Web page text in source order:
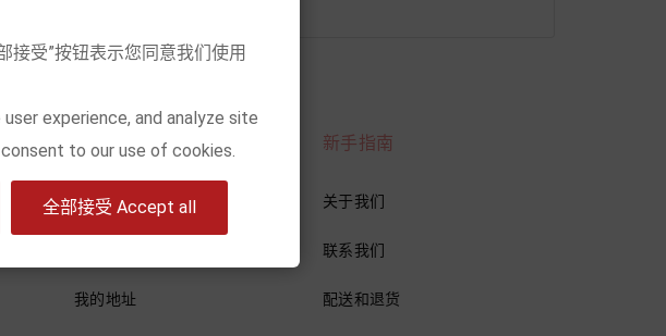
我的账号
访问账户
我的地址
新手指南
关于我们
联系我们
配送和退货
接受”按钮表示您同意我们使用
experience, and analyze site
to our use of cookies.
全部接受 Accept all